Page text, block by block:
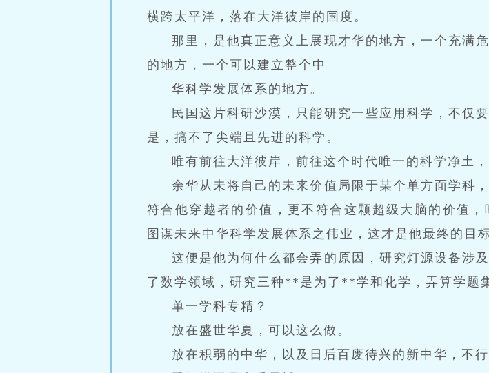
横跨太平洋，落在大洋彼岸的国度。
那里，是他真正意义上展现才华的地方，一个充满
的地方，一个可以建立整个中
华科学发展体系的地方。
民国这片科研沙漠，只能研究一些应用科学，不仅
是，搞不了尖端且先进的科学。
唯有前往大洋彼岸，前往这个时代唯一的科学净土
余华从未将自己的未来价值局限于某个单方面学科
符合他穿越者的价值，更不符合这颗超级大脑的价值
图谋未来中华科学发展体系之伟业，这才是他最终的目
这便是他为何什么都会弄的原因，研究灯源设备涉
了数学领域，研究三种**是为了**学和化学，弄算学题
单一学科专精？
放在盛世华夏，可以这么做。
放在积弱的中华，以及日后百废待兴的新中华，不行